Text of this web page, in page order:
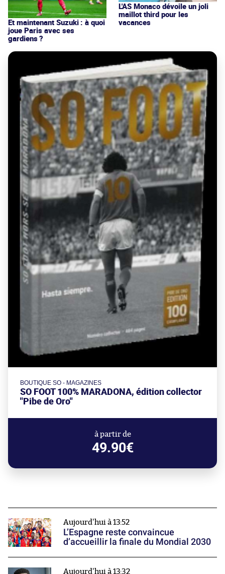
Et maintenant Suzuki : à quoi
joue Paris avec ses
gardiens ?
L'AS Monaco dévoile un joli
maillot third pour les
vacances
BOUTIQUE SO - MAGAZINES
SO FOOT 100% MARADONA, édition collector
"Pibe de Oro"
à partir de
49.90€
Aujourd'hui à 13:52
L’Espagne reste convaincue
d’accueillir la finale du Mondial 2030
Aujourd'hui à 13:32